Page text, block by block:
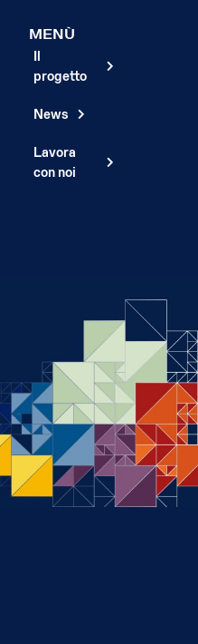
MENÙ
progetto
News
Lavora
con noi